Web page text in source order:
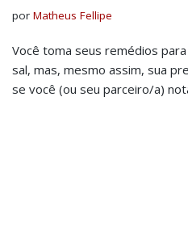
por Matheus Fellipe
Você toma seus remédios
sal, mas, mesmo assim, sua
se você (ou seu parceiro/a)